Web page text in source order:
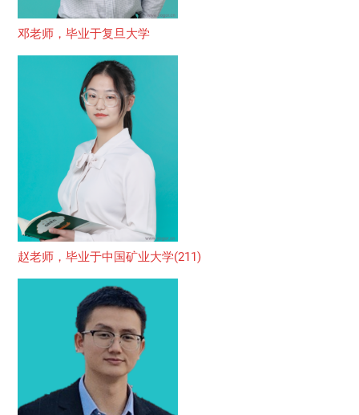
邓老师，毕业于复旦大学
赵老师，毕业于中国矿业大学(211)